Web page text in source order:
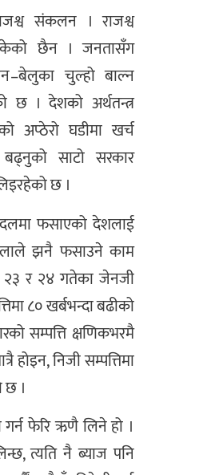
संकलन । राजश्व
छैन । जनतासँग
चुल्हो बाल्न
छ । देशको अर्थतन्त्र
अप्ठेरो घडीमा खर्च
साटो सरकार
छ ।
फसाएको देशलाई
झनै फसाउने काम
र २४ गतेका जेनजी
८० खर्बभन्दा बढीको
सम्पत्ति क्षणिकभरमै
होइन, निजी सम्पत्तिमा
छ ।
गर्न फेरि ऋणै लिने हो ।
त्यति नै ब्याज पनि